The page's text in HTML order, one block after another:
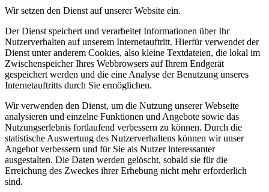
Wir setzen den Dienst auf unserer Website ein.
Der Dienst speichert und verarbeitet Informationen über Ihr
Nutzerverhalten auf unserem Internetauftritt. Hierfür verwendet der
Dienst unter anderem Cookies, also kleine Textdateien, die lokal im
Zwischenspeicher Ihres Webbrowsers auf Ihrem Endgerät
gespeichert werden und die eine Analyse der Benutzung unseres
Internetauftritts durch Sie ermöglichen.
Wir verwenden den Dienst, um die Nutzung unserer Webseite
analysieren und einzelne Funktionen und Angebote sowie das
Nutzungserlebnis fortlaufend verbessern zu können. Durch die
statistische Auswertung des Nutzerverhaltens können wir unser
Angebot verbessern und für Sie als Nutzer interessanter
ausgestalten. Die Daten werden gelöscht, sobald sie für die
Erreichung des Zweckes ihrer Erhebung nicht mehr erforderlich
sind.